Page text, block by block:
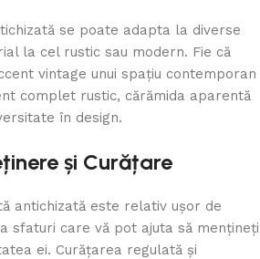
se poate adapta la diverse
la cel rustic sau modern. Fie că
vintage unui spațiu contemporan
complet rustic, cărămida aparentă
în design.
și Curățare
antichizată este relativ ușor de
sfaturi care vă pot ajuta să mențineți
ei. Curățarea regulată și